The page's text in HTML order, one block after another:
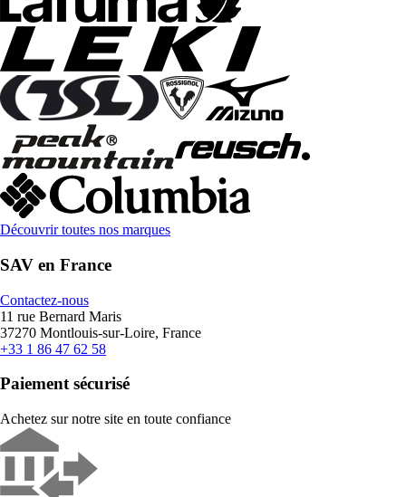
Découvrir toutes nos marques
SAV en France
Contactez-nous
11 rue Bernard Maris
37270 Montlouis-sur-Loire, France
+33 1 86 47 62 58
Paiement sécurisé
Achetez sur notre site en toute confiance